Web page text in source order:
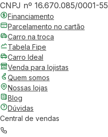
CNPJ nº 16.670.085/0001-55
Financiamento
Parcelamento no cartão
Carro na troca
Tabela Fipe
Carro Ideal
Venda para lojistas
Quem somos
Nossas lojas
Blog
Dúvidas
Central de vendas